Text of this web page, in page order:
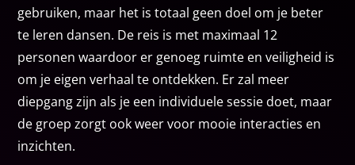
gebruiken, maar het is totaal geen doel om je beter
te leren dansen. De reis is met maximaal 12
personen waardoor er genoeg ruimte en veiligheid is
om je eigen verhaal te ontdekken. Er zal meer
diepgang zijn als je een individuele sessie doet, maar
de groep zorgt ook weer voor mooie interacties en
inzichten.